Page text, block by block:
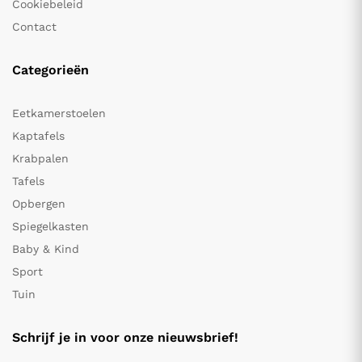
Cookiebeleid
Contact
Categorieën
Eetkamerstoelen
Kaptafels
Krabpalen
Tafels
Opbergen
Spiegelkasten
Baby & Kind
Sport
Tuin
Schrijf je in voor onze nieuwsbrief!